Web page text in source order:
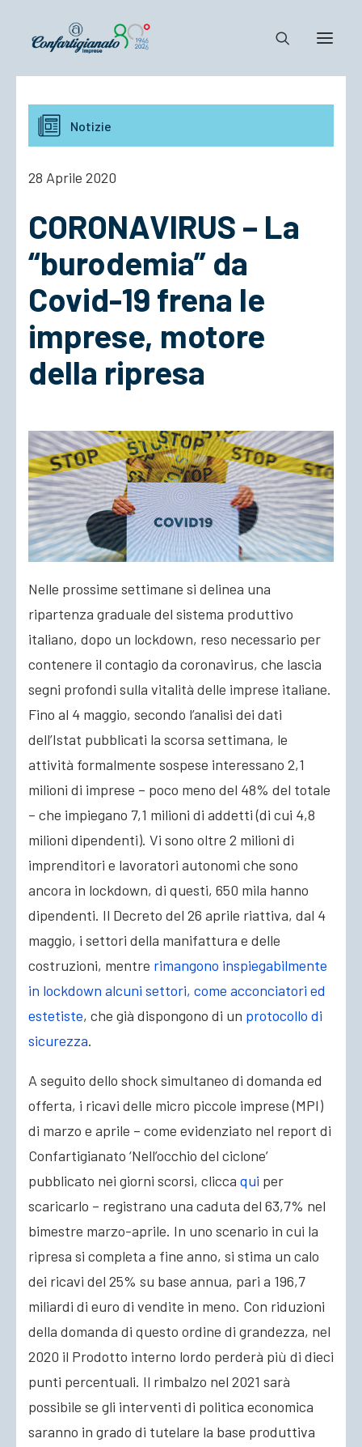
Notizie e Documenti
Confartigianato
Cosa Facciamo
Notizie
28 Aprile 2020
CORONAVIRUS – La
“burodemia” da
Covid-19 frena le
imprese, motore
della ripresa
Nelle prossime settimane si delinea una
ripartenza graduale del sistema produttivo
italiano, dopo un lockdown, reso necessario per
contenere il contagio da coronavirus, che lascia
segni profondi sulla vitalità delle imprese italiane.
Fino al 4 maggio, secondo l’analisi dei dati
dell’Istat pubblicati la scorsa settimana, le
attività formalmente sospese interessano 2,1
milioni di imprese – poco meno del 48% del totale
– che impiegano 7,1 milioni di addetti (di cui 4,8
milioni dipendenti). Vi sono oltre 2 milioni di
imprenditori e lavoratori autonomi che sono
ancora in lockdown, di questi, 650 mila hanno
dipendenti. Il Decreto del 26 aprile riattiva, dal 4
maggio, i settori della manifattura e delle
costruzioni, mentre rimangono inspiegabilmente
in lockdown alcuni settori, come acconciatori ed
estetiste, che già dispongono di un protocollo di
sicurezza.
A seguito dello shock simultaneo di domanda ed
offerta, i ricavi delle micro piccole imprese (MPI)
di marzo e aprile – come evidenziato nel report di
Confartigianato ‘Nell’occhio del ciclone’
pubblicato nei giorni scorsi, clicca qui per
scaricarlo – registrano una caduta del 63,7% nel
bimestre marzo-aprile. In uno scenario in cui la
ripresa si completa a fine anno, si stima un calo
dei ricavi del 25% su base annua, pari a 196,7
miliardi di euro di vendite in meno. Con riduzioni
della domanda di questo ordine di grandezza, nel
2020 il Prodotto interno lordo perderà più di dieci
punti percentuali. Il rimbalzo nel 2021 sarà
possibile se gli interventi di politica economica
saranno in grado di tutelare la base produttiva